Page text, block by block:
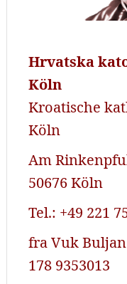
Hrvatska
Köln
Kroatische
Köln
Am
50676 Köln
Tel.: +49 221
fra Vuk
178 9353013